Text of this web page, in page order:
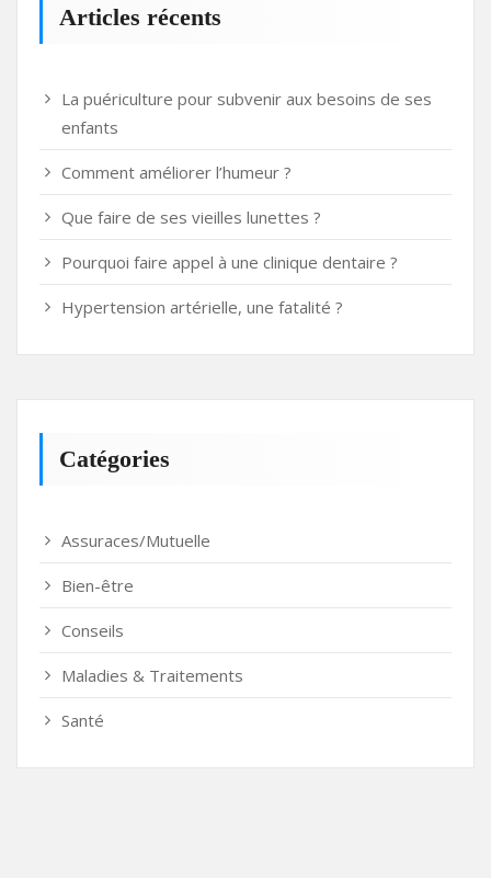
Articles récents
La puériculture pour subvenir aux besoins de ses
enfants
Comment améliorer l’humeur ?
Que faire de ses vieilles lunettes ?
Pourquoi faire appel à une clinique dentaire ?
Hypertension artérielle, une fatalité ?
Catégories
Assuraces/Mutuelle
Bien-être
Conseils
Maladies & Traitements
Santé